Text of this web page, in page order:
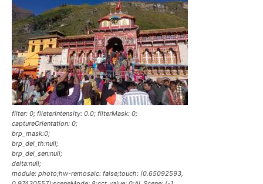
filter: 0; fileterIntensity: 0.0; filterMask: 0;
captureOrientation: 0;
brp_mask:0;
brp_del_th:null;
brp_del_sen:null;
delta:null;
module: photo;hw-remosaic: false;touch: (0.65092593,